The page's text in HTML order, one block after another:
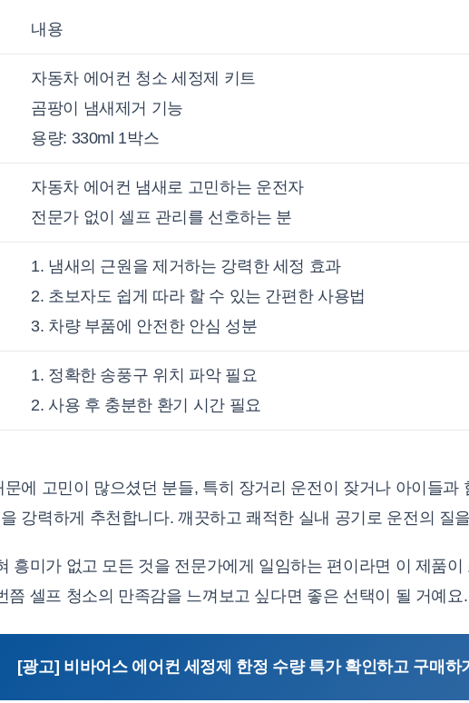
내용
자동차 에어컨 청소 세정제 키트
곰팡이 냄새제거 기능
용량: 330ml 1박스
자동차 에어컨 냄새로 고민하는 운전자
전문가 없이 셀프 관리를 선호하는 분
1. 냄새의 근원을 제거하는 강력한 세정 효과
2. 초보자도 쉽게 따라 할 수 있는 간편한 사용법
3. 차량 부품에 안전한 안심 성분
1. 정확한 송풍구 위치 파악 필요
2. 사용 후 충분한 환기 시간 필요
에 고민이 많으셨던 분들, 특히 장거리 운전이 잦거나 아이들과
강력하게 추천합니다. 깨끗하고 쾌적한 실내 공기로 운전의 질
흥미가 없고 모든 것을 전문가에게 일임하는 편이라면 이 제품
쯤 셀프 청소의 만족감을 느껴보고 싶다면 좋은 선택이 될 거예요.
[광고] 비바어스 에어컨 세정제 한정 수량 특가 확인하고 구매하